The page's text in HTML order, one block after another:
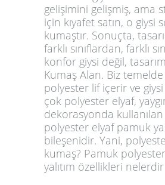
gelişimini gelişmiş, ama
için kıyafet satın, o giysi
kumaştır. Sonuçta,
farklı sınıflardan, farklı
konfor giysi değil,
Kumaş Alan. Biz
polyester lif içerir ve
çok polyester elyaf,
dekorasyonda kullanılan
polyester elyaf pamuk
bileşenidir. Yani,
kumaş? Pamuk
yalıtım özellikleri